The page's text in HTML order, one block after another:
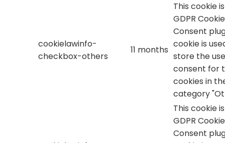
cookielawinfo-
checkbox-others
11 months
This cookie
GDPR Cookie
Consent
cookie is
store the
consent for
cookies in
category
This cookie
GDPR Cookie
Consent